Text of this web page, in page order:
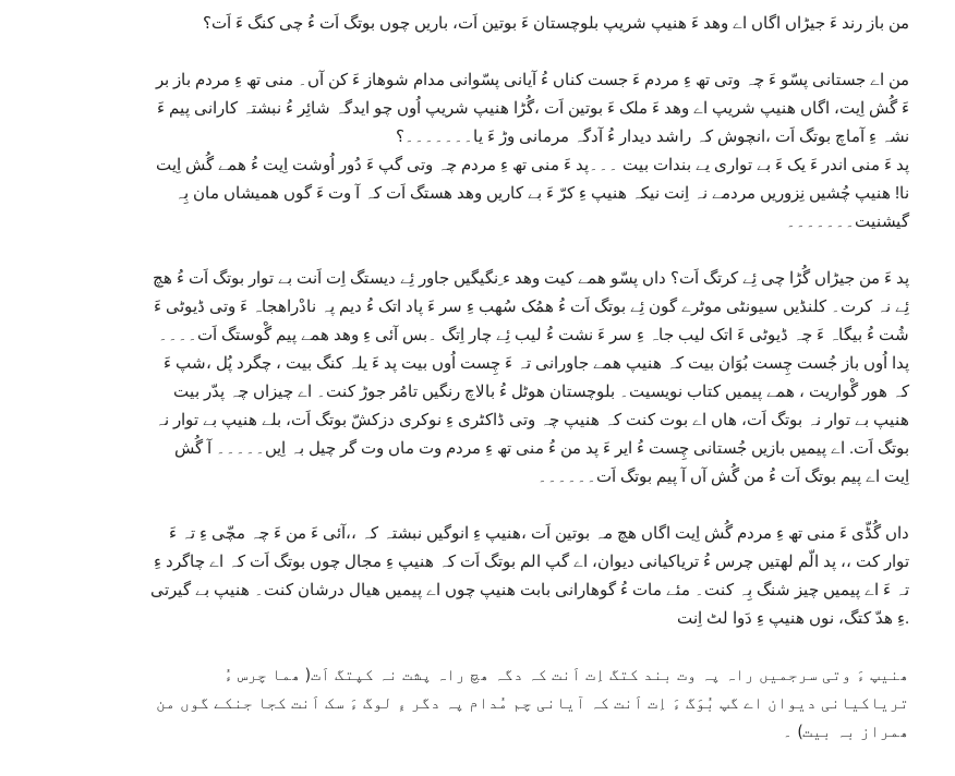
من باز رند ءَ جیڑاں اگاں اے وھد ءَ ھنیپ شریپ بلوچستان ءَ بوتین اَت، باریں چوں بوتگ اَت ءُ چی کنگ ءَ اَت؟
من اے جستانی پسّو ءَ چہ وتی تھ ءِ مردم ءَ جست کناں ءُ آیانی پسّوانی مدام شوھاز ءَ کن آں۔ منی تھ ءِ مردم باز بر
ءَ گُش اِیت، اگاں ھنیپ شریپ اے وھد ءَ ملک ءَ بوتین اَت ،گُڑا ھنیپ شریپ اُوں چو ایدگہ شائِر ءُ نبشتہ کارانی پیم ءَ
نشہ ءِ آماچ بوتگ اَت ،انچوش کہ راشد دیدار ءُ آدگہ مرمانی وڑ ءَ یا۔۔۔۔۔۔۔؟
پد ءَ منی اندر ءَ یک ءَ بے تواری یے بندات بیت ۔۔۔پد ءَ منی تھ ءِ مردم چہ وتی گپ ءَ دُور اُوشت اِیت ءُ ھمے گُش اِیت
نا! ھنیپ چُشیں نِزوریں مردمے نہ اِنت نیکہ ھنیپ ءِ کرّ ءَ بے کاریں وھد ھستگ اَت کہ آ وت ءَ گوں ھمیشاں مان بِہ
گیشنیت۔۔۔۔۔۔۔
پد ءَ من جیڑاں گُڑا چی ئِے کرتگ اَت؟ داں پسّو ھمے کیت وھد ء ِنگیگیں جاور ئِے دیستگ اِت اَنت بے توار بوتگ اَت ءُ ھچ
ئِے نہ کرت۔ کلنڈیں سیونٹی موٹرے گون ئِے بوتگ اَت ءُ ھمُک سُھب ءِ سر ءَ پاد اتک ءُ دیم پہ نادْراھجاہ ءَ وتی ڈیوٹی ءَ
شُت ءُ بیگاہ ءَ چہ ڈیوٹی ءَ اتک لیب جاہ ءِ سر ءَ نشت ءُ لیب ئِے چار اِتگ ۔بس آئی ءِ وھد ھمے پیم گْوستگ اَت۔۔۔۔
پدا اُوں باز جُست چِست بُوَان بیت کہ ھنیپ ھمے جاورانی تہ ءَ چِست اُوں بیت پد ءَ یلہ کنگ بیت ، چگرد پُل ،شپ ءَ
کہ ھور گْواریت ، ھمے پیمیں کتاب نویسیت۔ بلوچستان ھوٹل ءُ بالاچ رنگیں تامُر جوڑ کنت۔ اے چیزاں چہ پدّر بیت
ھنیپ بے توار نہ بوتگ اَت، ھاں اے بوت کنت کہ ھنیپ چہ وتی ڈاکٹری ءِ نوکری دزکشّ بوتگ اَت، بلے ھنیپ بے توار نہ
بوتگ اَت. اے پیمیں بازیں جُستانی چِست ءُ ایر ءَ پد من ءُ منی تھ ءِ مردم وت ماں وت گر چیل بہ اِیں۔۔۔۔۔ آ گُش
اِیت اے پیم بوتگ اَت ءُ من گُش آں آ پیم بوتگ اَت۔۔۔۔۔۔
داں گُڈّی ءَ منی تھ ءِ مردم گُش اِیت اگاں ھچ مہ بوتین اَت ،ھنیپ ءِ انوگیں نبشتہ کہ ،،آئی ءَ من ءَ چہ مچّی ءِ تہ ءَ
توار کت ،، پد الّم لھتیں چرس ءُ تریاکیانی دیوان، اے گپ الم بوتگ اَت کہ ھنیپ ءِ مجال چوں بوتگ اَت کہ اے چاگرد ءِ
تہ ءَ اے پیمیں چیز شنگ بِہ کنت۔ مئے مات ءُ گوھارانی بابت ھنیپ چوں اے پیمیں ھیال درشان کنت۔ ھنیپ بے گیرتی
ءِ ھدّ کتگ، نوں ھنیپ ءِ دَوا لٹ اِنت.
ھنیپ ءَ وتی سرجمیں راہ پہ وت بند کتگ اِت اَنت کہ دگہ ھچ راہ پشت نہ کپتگ اَت( ھما چرس ءُ
تریاکیانی دیوان اے گپ بُوَگ ءَ اِت اَنت کہ آیانی چم مُدام پہ دگر ءِ لوگ ءَ سک اَنت کجا جنکے گوں من
ھمراز بہ بیت) ۔